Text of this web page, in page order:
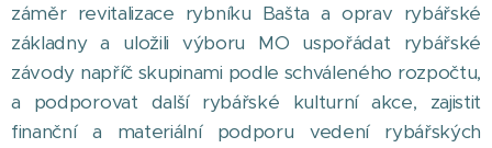
záměr revitalizace rybníku Bašta a oprav rybářské
základny a uložili výboru MO uspořádat rybářské
závody napříč skupinami podle schváleného rozpočtu,
a podporovat další rybářské kulturní akce, zajistit
finanční a materiální podporu vedení rybářských